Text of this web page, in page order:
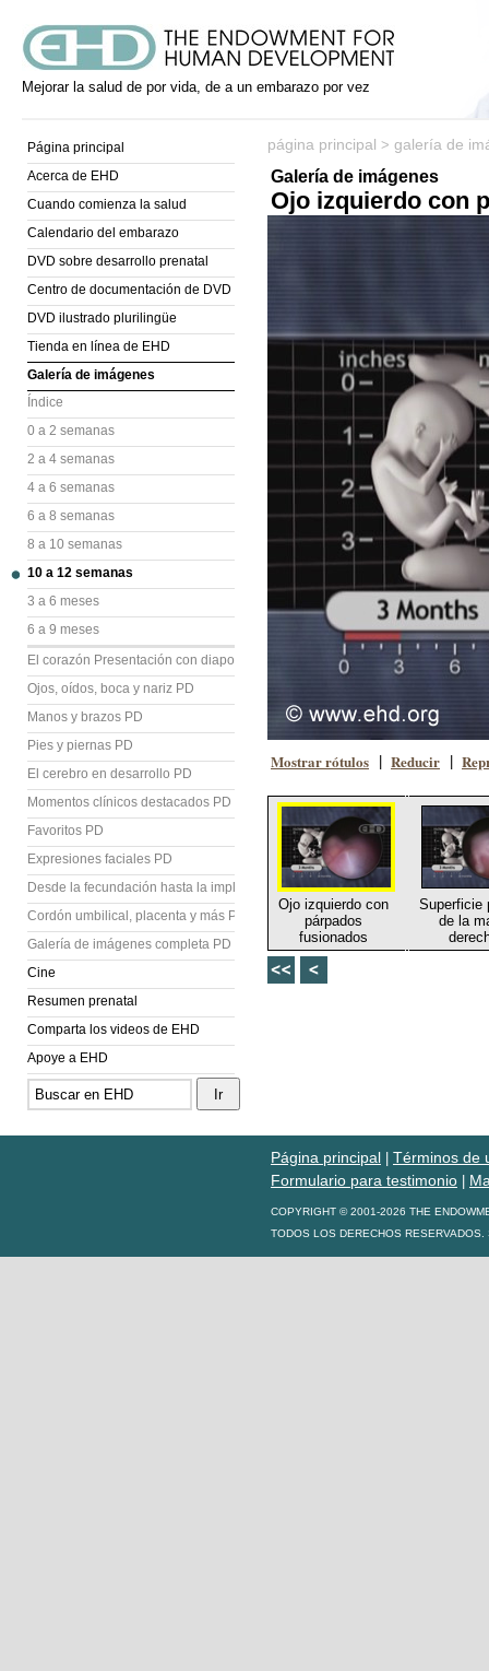
Mejorar la salud de por vida, de a un embarazo por vez
Página principal
Acerca de EHD
Cuando comienza la salud
Calendario del embarazo
DVD sobre desarrollo prenatal
Centro de documentación de DVD
DVD ilustrado plurilingüe
Tienda en línea de EHD
Galería de imágenes
Índice
0 a 2 semanas
2 a 4 semanas
4 a 6 semanas
6 a 8 semanas
8 a 10 semanas
10 a 12 semanas
3 a 6 meses
6 a 9 meses
El corazón Presentación con diapositivas (PD)
Ojos, oídos, boca y nariz PD
Manos y brazos PD
Pies y piernas PD
El cerebro en desarrollo PD
Momentos clínicos destacados PD
Favoritos PD
Expresiones faciales PD
Desde la fecundación hasta la implantación PD
Cordón umbilical, placenta y más PD
Galería de imágenes completa PD
Cine
Resumen prenatal
Comparta los videos de EHD
Apoye a EHD
página principal > galería de
Galería de imágenes
Ojo izquierdo con
Mostrar rótulos Reducir
Ojo izquierdo con
párpados
fusionados
Superficie
de la
Página principal
Términos de
Formulario para testimonio
COPYRIGHT © 2001-2026 THE
TODOS LOS DERECHOS